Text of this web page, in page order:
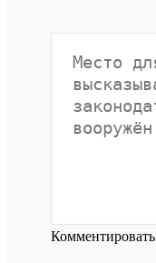
Комментировать